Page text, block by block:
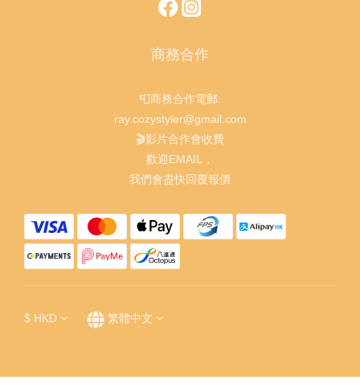
商務合作
📮商務合作電郵:
ray.cozystyler@gmail.com
🎬影片合作會收費
歡迎EMAIL，
我們會盡快回覆報價
$ HKD 繁體中文